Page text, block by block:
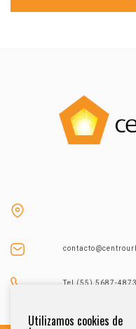
Tel (55) 5687-4873
Utilizamos cookies de